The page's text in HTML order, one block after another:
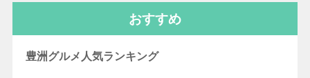
おすすめ
豊洲グルメ人気ランキング